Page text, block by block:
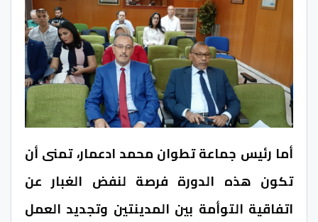
أما رئيس جماعة تطوان محمد ادعمار، تمنى أن
تكون هذه الدورة فرصة لنفض الغبار عن
اتفاقية التوأمة بين المدينتين وتجديد العمل